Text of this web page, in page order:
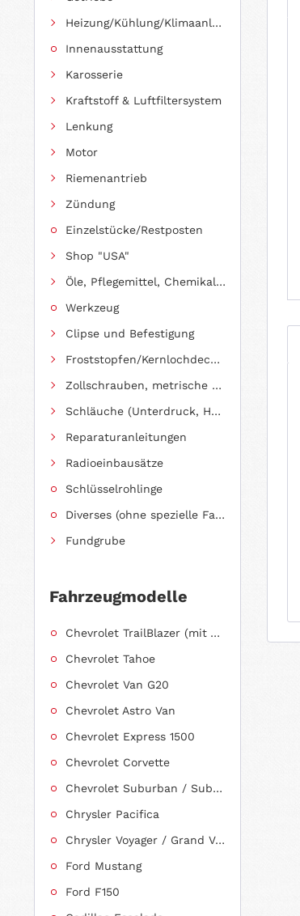
Heizung/Kühlung/Klimaanlage
Innenausstattung
Karosserie
Kraftstoff & Luftfiltersystem
Lenkung
Motor
Riemenantrieb
Zündung
Einzelstücke/Restposten
Shop "USA"
Öle, Pflegemittel, Chemikalien und Additive
Werkzeug
Clipse und Befestigung
Froststopfen/Kernlochdeckel (nach Abmessung sortiert)
Zollschrauben, metrische Schauben, Stehbolzen
Schläuche (Unterdruck, Heizung, Kraftstoff usw.) und Zubehör
Reparaturanleitungen
Radioeinbausätze
Schlüsselrohlinge
Diverses (ohne spezielle Fahrzeugzuordnung)
Fundgrube
Fahrzeugmodelle
Chevrolet TrailBlazer (mit Allradantrieb)
Chevrolet Tahoe
Chevrolet Van G20
Chevrolet Astro Van
Chevrolet Express 1500
Chevrolet Corvette
Chevrolet Suburban / Suburban 1500
Chrysler Pacifica
Chrysler Voyager / Grand Voyager
Ford Mustang
Ford F150